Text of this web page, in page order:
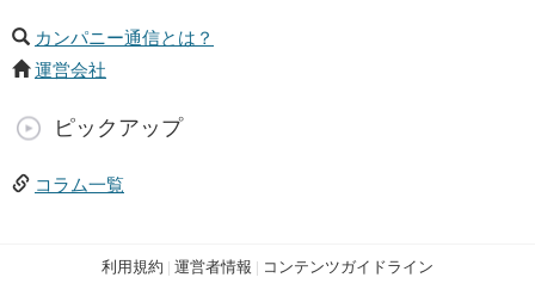
カンパニー通信とは？
運営会社
ピックアップ
コラム一覧
利用規約 | 運営者情報 | コンテンツガイドライン